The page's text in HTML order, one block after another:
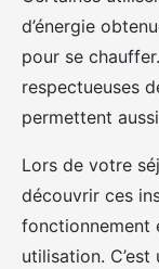
d’énergie
pour se
respectueuses
permettent
Lors de votre
découvrir ces
fonctionnement
utilisation.